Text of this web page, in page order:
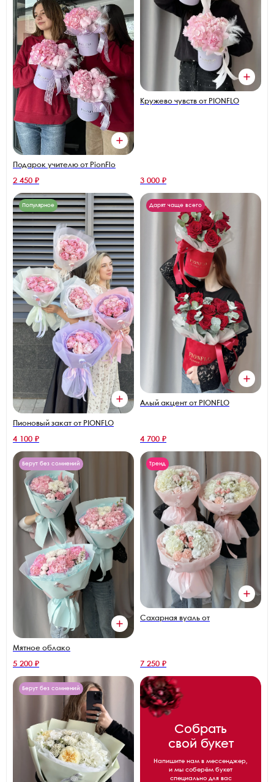
Подарок учителю от PionFlo
2 450 ₽
Кружево чувств от PIONFLO
3 000 ₽
Популярное
Пионовый закат от PIONFLO
4 100 ₽
Дарят чаще всего
Алый акцент от PIONFLO
4 700 ₽
Берут без сомнений
Мятное облако
5 200 ₽
Тренд
Сахарная вуаль от
7 250 ₽
Берут без сомнений
Собрать
свой букет
Напишите нам в мессенджер,
и мы соберём букет
специально для вас